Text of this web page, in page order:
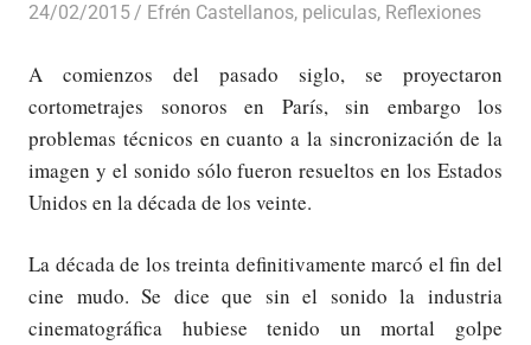
24/02/2015 Luis Castellanos
Efrén Castellanos, peliculas, Reflexiones
A comienzos del pasado siglo, se proyectaron
cortometrajes sonoros en París, sin embargo los
problemas técnicos en cuanto a la sincronización de la
imagen y el sonido sólo fueron resueltos en los Estados
Unidos en la década de los veinte.
La década de los treinta definitivamente marcó el fin del
cine mudo. Se dice que sin el sonido la industria
cinematográfica hubiese tenido un mortal golpe